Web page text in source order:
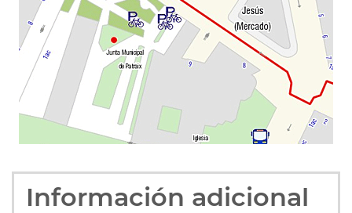
Información adicional